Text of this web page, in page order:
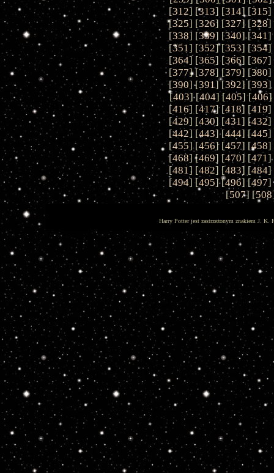
[312] [313] [314] [315]
[325] [326] [327] [328]
[338] [339] [340] [341]
[351] [352] [353] [354]
[364] [365] [366] [367]
[377] [378] [379] [380]
[390] [391] [392] [393]
[403] [404] [405] [406]
[416] [417] [418] [419]
[429] [430] [431] [432]
[442] [443] [444] [445]
[455] [456] [457] [458]
[468] [469] [470] [471]
[481] [482] [483] [484]
[494] [495] [496] [497]
[507] [508
Harry Potter jest zastrzeżonym znakiem J. K.